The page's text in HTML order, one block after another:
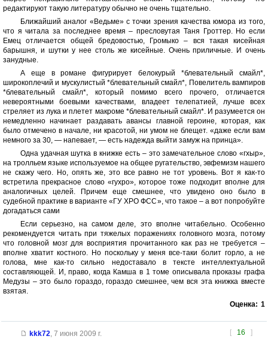
редактируют такую литературу обычно не очень тщательно.
Ближайший аналог «Ведьме» с точки зрения качества юмора из того,
что я читала за последнее время – пресловутая Таня Гроттер. Но если
Емец отличается общей бредовостью, Громыко – вся такая кисейная
барышня, и шутки у нее столь же кисейные. Очень приличные. И очень
занудные.
А еще в романе фигурирует белокурый *блевательный смайл*,
широкоплечий и мускулистый *блевательный смайл*, Повелитель вампиров
*блевательный смайл*, который помимо всего прочего, отличается
невероятными боевыми качествами, владеет телепатией, лучше всех
стреляет из лука и плетет макроме *блевательный смайл*. И разумеется он
немедленно начинает раздавать авансы главной героине, которая, как
было отмечено в начале, ни красотой, ни умом не блещет. «даже если вам
немного за 30, — напевает, — есть надежда выйти замуж на принца».
Одна удачная шутка в книжке есть – это замечательное слово «гхыр»,
на тролльем языке используемое на общее ругательство, эвфемизм нашего
не скажу чего. Но, опять же, это все равно не тот уровень. Вот я как-то
встретила прекрасное слово «гухро», которое тоже подходит вполне для
аналогичных целей. Причем еще смешнее, что увидено оно было в
судебной практике в варианте «ГУ ХРО ФСС», что такое – а вот попробуйте
догадаться сами
Если серьезно, на самом деле, это вполне читабельно. Особенно
рекомендуется читать при тяжелых поражениях головного мозга, потому
что головной мозг для восприятия прочитанного как раз не требуется –
вполне хватит костного. Но поскольку у меня все-таки болит горло, а не
голова, мне как-то сильно недоставало в тексте интеллектуальной
составляющей. И, право, когда Камша в 1 томе описывала проказы графа
Медузы – это было гораздо, гораздо смешнее, чем вся эта книжка вместе
взятая.
Оценка: 1
[ 16 ]
kkk72, 7 июня 2009 г.